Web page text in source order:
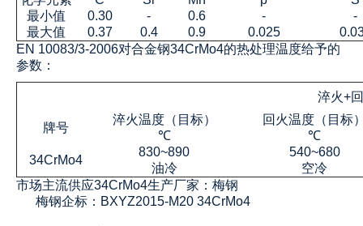
最小值
0.30 - 0.6 -
-
最大值
0.37 0.4 0.9 0.025
EN 10083/3-2006对合金钢34CrMo4的热处理温度给予的
参数：
淬火+
牌号
淬火温度（目标）
℃
回火温度（目标
℃
34CrMo4
830~890
油冷
540~680
空冷
市场主流供应34CrMo4生产厂家：梅钢
梅钢企标：BXYZ2015-M20 34CrMo4